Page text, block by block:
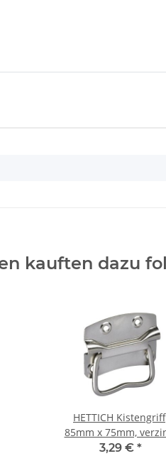
kauften dazu
HETTICH
85mm x 75mm,
3,29 € *